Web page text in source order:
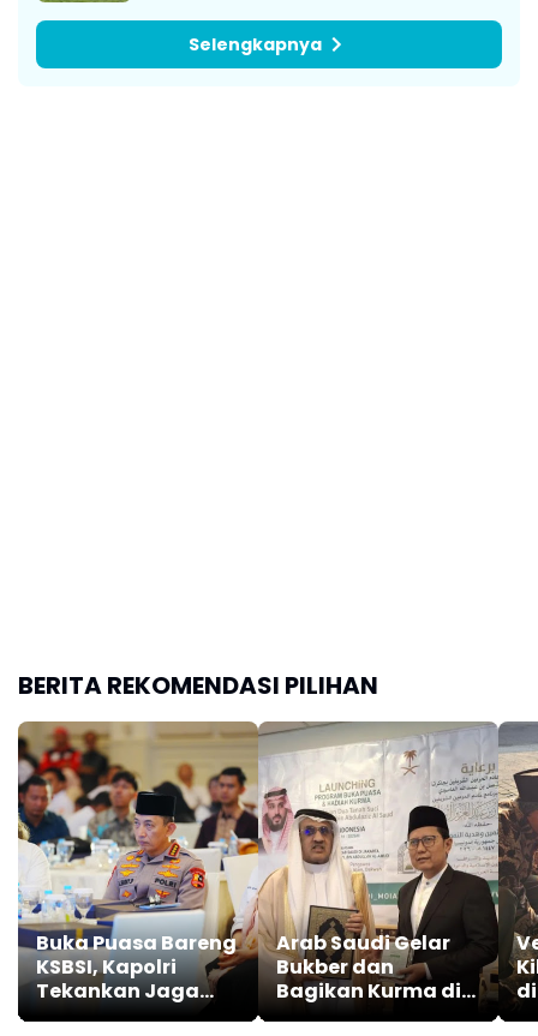
Selengkapnya
BERITA REKOMENDASI PILIHAN
Buka Puasa Bareng
KSBSI, Kapolri
Tekankan Jaga
Persatuan dan
Arab Saudi Gelar
Bukber dan
Bagikan Kurma di
Berbagai Kota di